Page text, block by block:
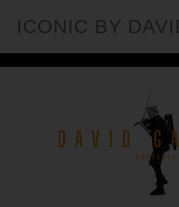
ICONIC BY